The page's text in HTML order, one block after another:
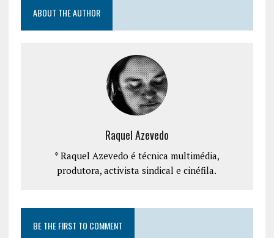
ABOUT THE AUTHOR
Raquel Azevedo
* Raquel Azevedo é técnica multimédia,
produtora, activista sindical e cinéfila.
BE THE FIRST TO COMMENT